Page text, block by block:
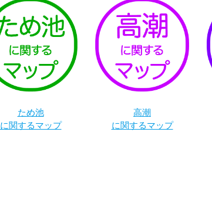
ため池
に関するマップ
高潮
に関するマップ